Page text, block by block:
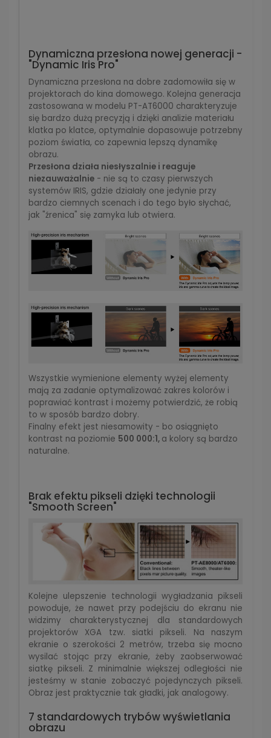
Dynamiczna przesłona nowej generacji -
"Dynamic Iris Pro"
Dynamiczna przesłona na dobre zadomowiła się w
projektorach do kina domowego. Kolejna generacja
zastosowana w modelu PT-AT6000 charakteryzuje
się bardzo dużą precyzją i dzięki analizie materiału
klatka po klatce, optymalnie dopasowuje potrzebny
poziom światła, co zapewnia lepszą dynamikę
obrazu.
Przesłona działa niesłyszalnie i reaguje
niezauważalnie - nie są to czasy pierwszych
systemów IRIS, gdzie działały one jedynie przy
bardzo ciemnych scenach i do tego było słychać,
jak "źrenica" się zamyka lub otwiera.
Wszystkie wymienione elementy wyżej elementy
mają za zadanie optymalizować zakres kolorów i
poprawiać kontrast i możemy potwierdzić, że robią
to w sposób bardzo dobry.
Finalny efekt jest niesamowity - bo osiągnięto
kontrast na poziomie 500 000:1, a kolory są bardzo
naturalne.
Brak efektu pikseli dzięki technologii
"Smooth Screen"
Kolejne ulepszenie technologii wygładzania pikseli
powoduje, że nawet przy podejściu do ekranu nie
widzimy charakterystycznej dla standardowych
projektorów XGA tzw. siatki pikseli. Na naszym
ekranie o szerokości 2 metrów, trzeba się mocno
wysilać stojąc przy ekranie, żeby zaobserwować
siatkę pikseli. Z minimalnie większej odległości nie
jesteśmy w stanie zobaczyć pojedynczych pikseli.
Obraz jest praktycznie tak gładki, jak analogowy.
7 standardowych trybów wyświetlania
obrazu